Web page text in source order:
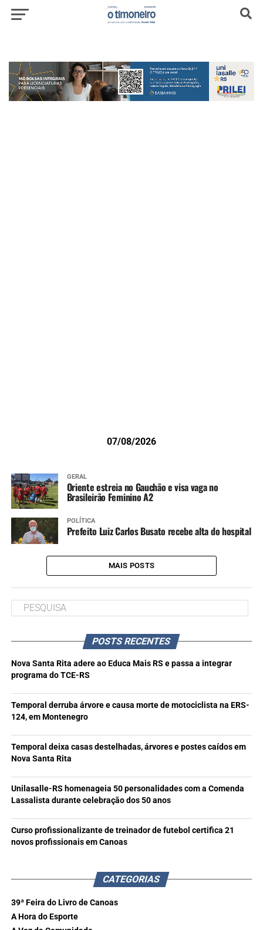
07/08/2026
GERAL
Oriente estreia no Gauchão e visa vaga no
Brasileirão Feminino A2
POLÍTICA
Prefeito Luiz Carlos Busato recebe alta do hospital
MAIS POSTS
POSTS RECENTES
Nova Santa Rita adere ao Educa Mais RS e passa a integrar
programa do TCE-RS
Temporal derruba árvore e causa morte de motociclista na ERS-
124, em Montenegro
Temporal deixa casas destelhadas, árvores e postes caídos em
Nova Santa Rita
Unilasalle-RS homenageia 50 personalidades com a Comenda
Lassalista durante celebração dos 50 anos
Curso profissionalizante de treinador de futebol certifica 21
novos profissionais em Canoas
CATEGORIAS
39ª Feira do Livro de Canoas
A Hora do Esporte